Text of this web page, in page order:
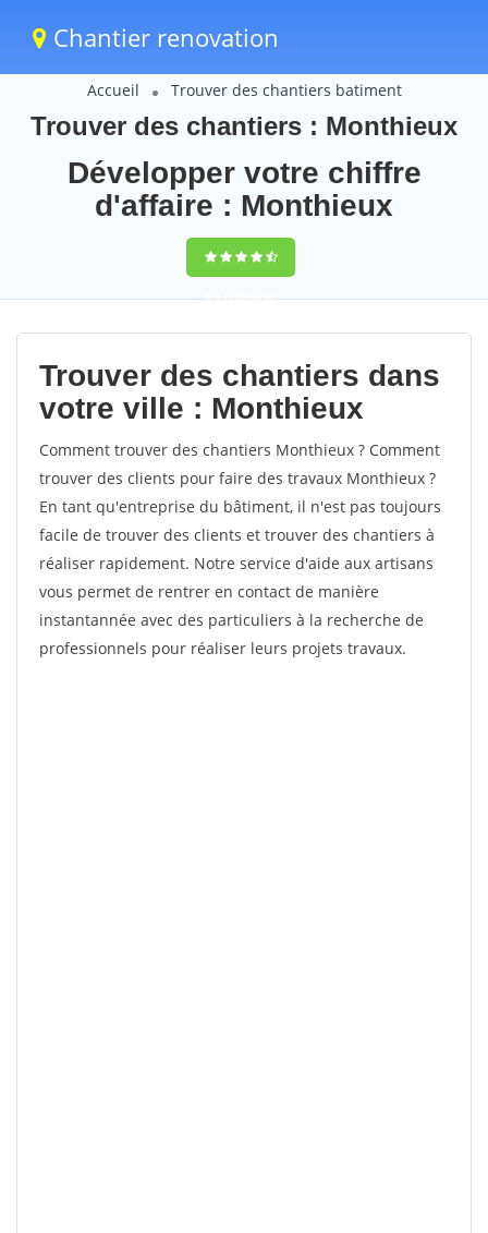
Chantier renovation
Accueil Trouver des chantiers batiment
Trouver des chantiers : Monthieux
Développer votre chiffre
d'affaire : Monthieux
9,5(100%)62
votes
Trouver des chantiers dans
votre ville : Monthieux
Comment trouver des chantiers Monthieux ? Comment
trouver des clients pour faire des travaux Monthieux ?
En tant qu'entreprise du bâtiment, il n'est pas toujours
facile de trouver des clients et trouver des chantiers à
réaliser rapidement. Notre service d'aide aux artisans
vous permet de rentrer en contact de manière
instantannée avec des particuliers à la recherche de
professionnels pour réaliser leurs projets travaux.